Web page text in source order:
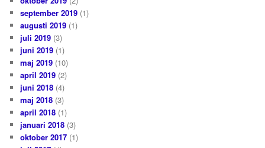
september 2019 (1)
augusti 2019 (1)
juli 2019 (3)
juni 2019 (1)
maj 2019 (10)
april 2019 (2)
juni 2018 (4)
maj 2018 (3)
april 2018 (1)
januari 2018 (3)
oktober 2017 (1)